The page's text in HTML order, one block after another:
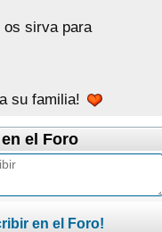
os sirva para
su familia!
el Foro
en el Foro!